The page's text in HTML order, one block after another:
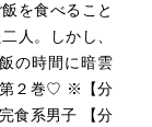
を食べること
人。しかし、
の時間に暗雲
第２巻♡ ※【分
食系男子 【分